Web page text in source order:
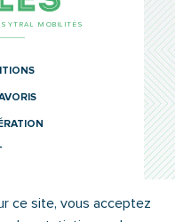
MOBILITÉS
ce site, vous acceptez